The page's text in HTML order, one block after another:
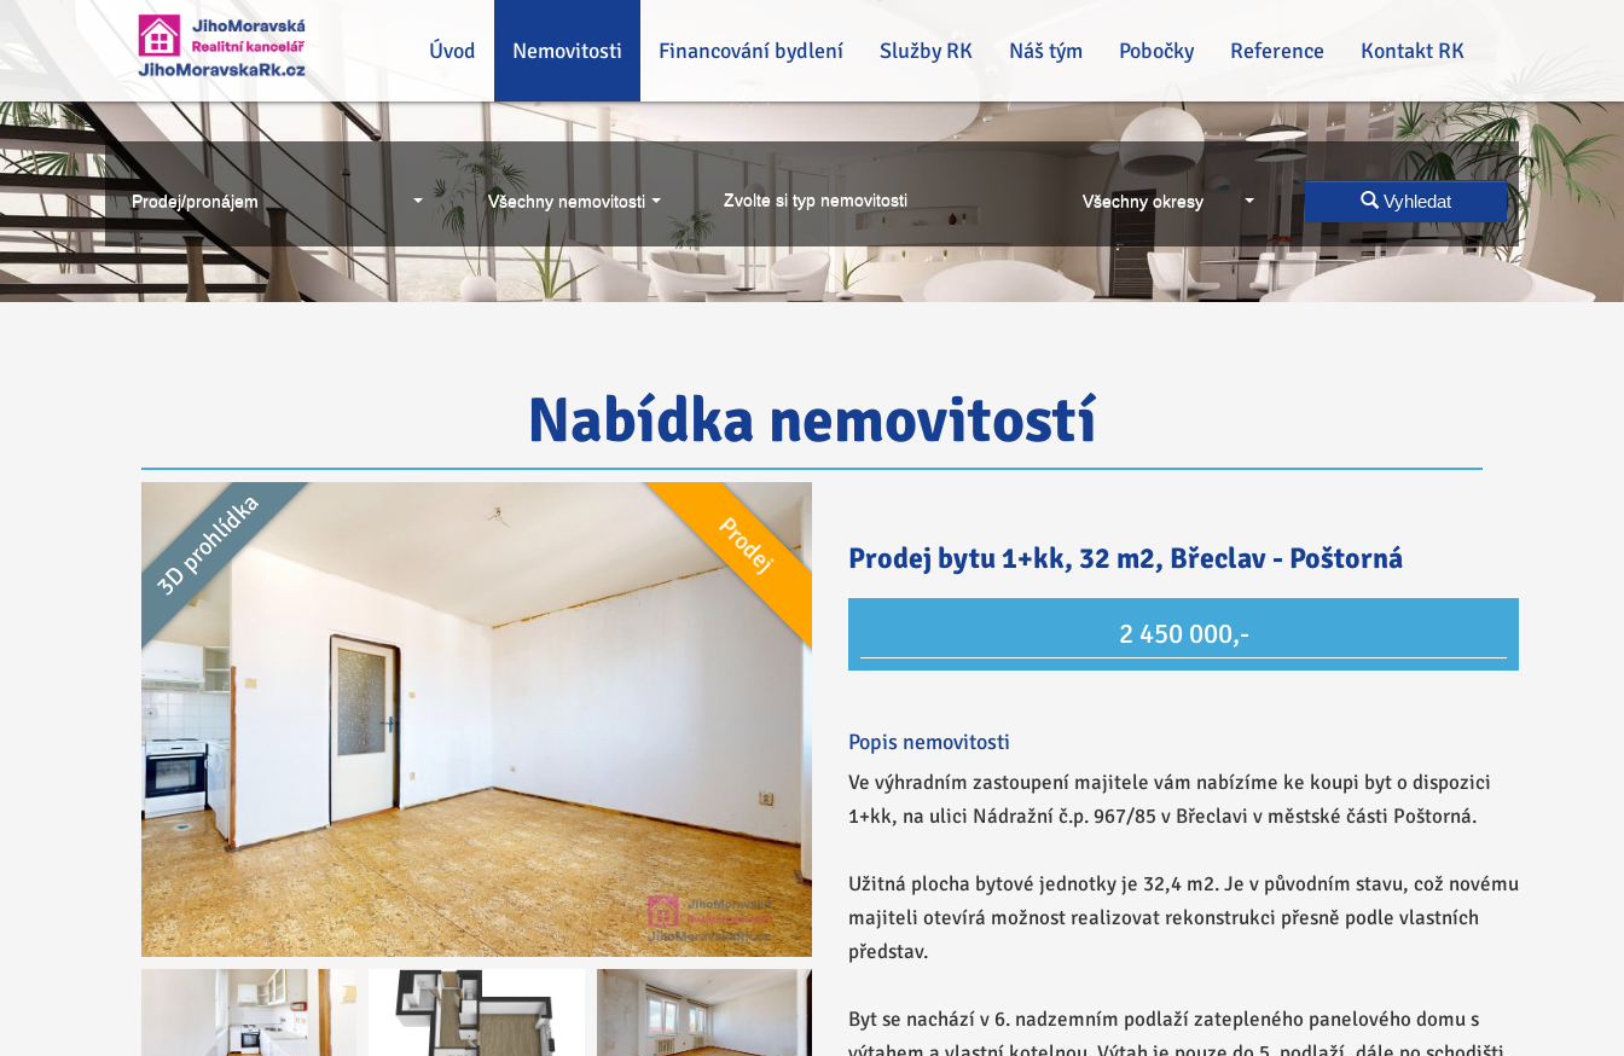
Úvod Nemovitosti Financování bydlení Služby RK Náš tým Pobočky Reference Kontakt RK
Prodej/pronájem Všechny nemovitosti Zvolte si typ nemovitosti Všechny okresy Vyhledat
Nabídka nemovitostí
Prodej
3D prohlídka Prodej bytu 1+kk, 32 m2, Břeclav - Poštorná
2 450 000,-
Popis nemovitosti
Ve výhradním zastoupení majitele vám nabízíme ke koupi byt o dispozici
1+kk, na ulici Nádražní č.p. 967/85 v Břeclavi v městské části Poštorná.
Užitná plocha bytové jednotky je 32,4 m2. Je v původním stavu, což novému
majiteli otevírá možnost realizovat rekonstrukci přesně podle vlastních
představ.
Byt se nachází v 6. nadzemním podlaží zatepleného panelového domu s